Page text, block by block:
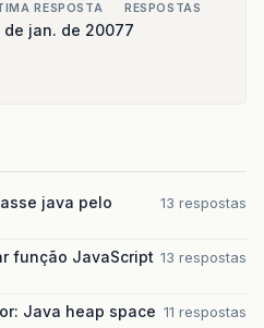
<!-- Class name for
<name>url</name>
</parameter>
Context>
RESPOSTA
de jan. de 2007
RESPOSTAS
7
java pelo
13 respostas
função JavaScript 13 respostas
Java heap space 11 respostas